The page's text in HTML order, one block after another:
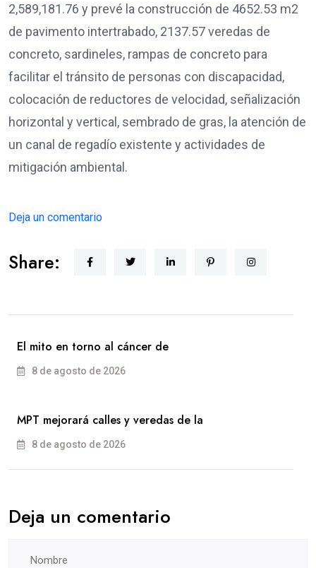
2,589,181.76 y prevé la construcción de 4652.53 m2
de pavimento intertrabado, 2137.57 veredas de
concreto, sardineles, rampas de concreto para
facilitar el tránsito de personas con discapacidad,
colocación de reductores de velocidad, señalización
horizontal y vertical, sembrado de gras, la atención de
un canal de regadío existente y actividades de
mitigación ambiental.
Deja un comentario
Share:
El mito en torno al cáncer de
8 de agosto de 2026
MPT mejorará calles y veredas de la
8 de agosto de 2026
Deja un comentario